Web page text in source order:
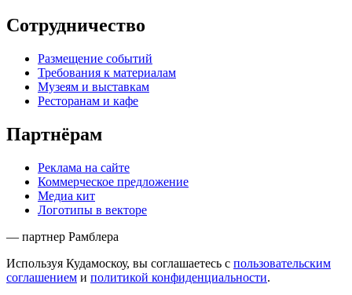
Сотрудничество
Размещение событий
Требования к материалам
Музеям и выставкам
Ресторанам и кафе
Партнёрам
Реклама на сайте
Коммерческое предложение
Медиа кит
Логотипы в векторе
— партнер Рамблера
Используя Кудамоскоу, вы соглашаетесь с пользовательским
соглашением и политикой конфиденциальности.